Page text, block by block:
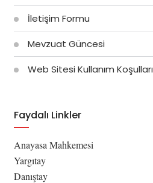
İletişim Formu
Mevzuat Güncesi
Web Sitesi Kullanım Koşulları
Faydalı Linkler
Anayasa Mahkemesi
Yargıtay
Danıştay